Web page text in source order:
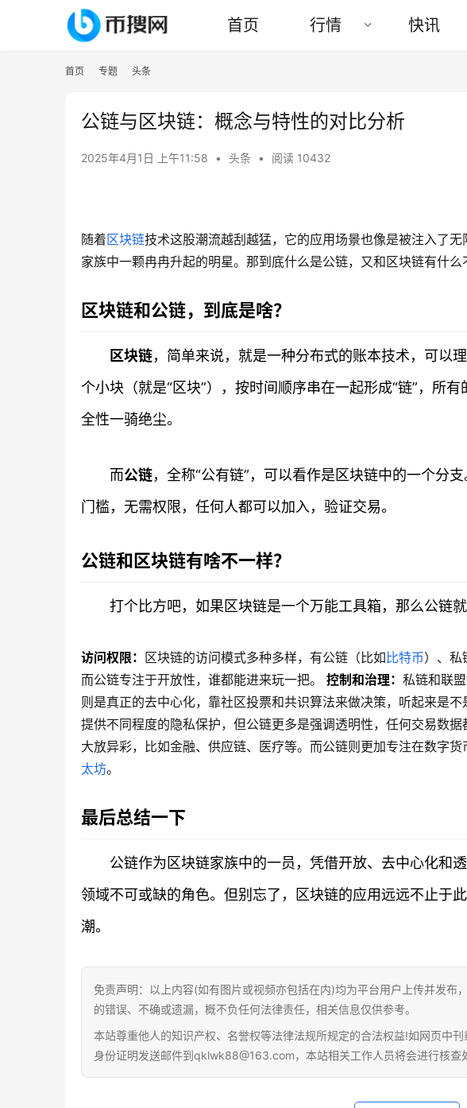
首页 行情 快讯
首页 专题 头条
公链与区块链：概念与特性的对比分析
2025年4月1日 上午11:58 • 头条 • 阅读 10432
随着区块链技术这股潮流越刮越猛，它的应用场景也像是被注入了
家族中一颗冉冉升起的明星。那到底什么是公链，又和区块链有什么
区块链和公链，到底是啥？
区块链，简单来说，就是一种分布式的账本技术，可以
个小块（就是“区块”），按时间顺序串在一起形成“链”，所
全性一骑绝尘。
而公链，全称“公有链”，可以看作是区块链中的一个分
门槛，无需权限，任何人都可以加入，验证交易。
公链和区块链有啥不一样？
打个比方吧，如果区块链是一个万能工具箱，那么公链
访问权限： 区块链的访问模式多种多样，有公链（比如 比特币）、私
而公链专注于开放性，谁都能进来玩一把。 控制和治理： 私链和联
则是真正的去中心化，靠社区投票和共识算法来做决策，听起来是不
提供不同程度的隐私保护，但公链更多是强调透明性，任何交易数据
大放异彩，比如金融、供应链、医疗等。而公链则更加专注在数字
太坊。
最后总结一下
公链作为区块链家族中的一员，凭借开放、去中心化和
领域不可或缺的角色。但别忘了，区块链的应用远远不止于
潮。
免责声明：以上内容(如有图片或视频亦包括在内)均为平台用户上传并发布
的错误、不确或遗漏，概不负任何法律责任，相关信息仅供参考。
本站尊重他人的知识产权、名誉权等法律法规所规定的合法权益!如网页中
身份证明发送邮件到qklwk88@163.com，本站相关工作人员将会进行核查